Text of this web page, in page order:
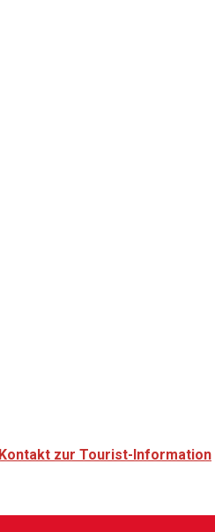
Kontakt zur Tourist-Information